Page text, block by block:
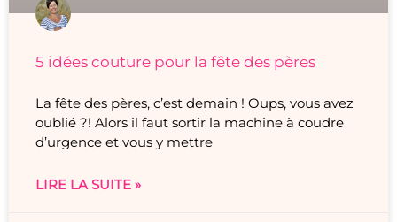
5 idées couture pour la fête des pères
La fête des pères, c’est demain ! Oups, vous avez
oublié ?! Alors il faut sortir la machine à coudre
d’urgence et vous y mettre
LIRE LA SUITE »